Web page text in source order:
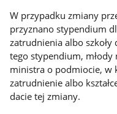
W przypadku zmiany
przyznano stypendium
zatrudnienia albo
tego stypendium,
ministra o podmiocie, w
zatrudnienie albo
dacie tej zmiany.